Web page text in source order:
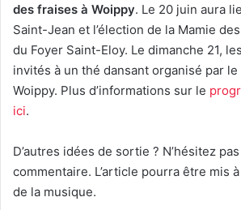
des fraises à Woippy. Le 20 juin aura
Saint-Jean et l’élection de la Mamie
du Foyer Saint-Eloy. Le dimanche 21,
invités à un thé dansant organisé par le
Woippy. Plus d’informations sur le
ici.
D’autres idées de sortie ? N’hésitez
commentaire. L’article pourra être mis
de la musique.